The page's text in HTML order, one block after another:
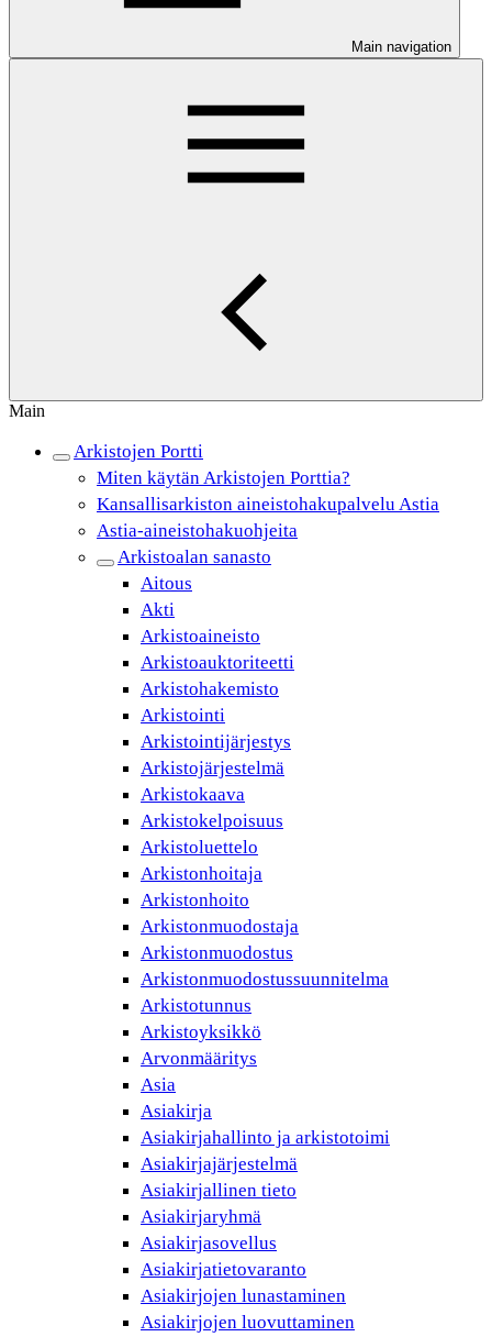
Main navigation
Main
Arkistojen Portti
Miten käytän Arkistojen Porttia?
Kansallisarkiston aineistohakupalvelu Astia
Astia-aineistohakuohjeita
Arkistoalan sanasto
Aitous
Akti
Arkistoaineisto
Arkistoauktoriteetti
Arkistohakemisto
Arkistointi
Arkistointijärjestys
Arkistojärjestelmä
Arkistokaava
Arkistokelpoisuus
Arkistoluettelo
Arkistonhoitaja
Arkistonhoito
Arkistonmuodostaja
Arkistonmuodostus
Arkistonmuodostussuunnitelma
Arkistotunnus
Arkistoyksikkö
Arvonmääritys
Asia
Asiakirja
Asiakirjahallinto ja arkistotoimi
Asiakirjajärjestelmä
Asiakirjallinen tieto
Asiakirjaryhmä
Asiakirjasovellus
Asiakirjatietovaranto
Asiakirjojen lunastaminen
Asiakirjojen luovuttaminen